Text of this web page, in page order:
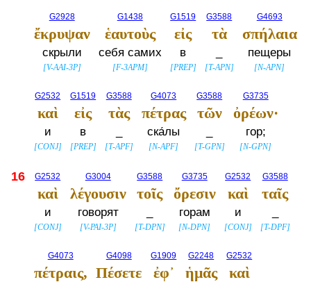
G2928
ἔκρυψαν
скрыли
[V-AAI-3P]
G1438
ἑαυτοὺς
себя самих
[F-3APM]
G1519
εἰς
в
[PREP]
G3588
τὰ
[T-APN]
G4693
σπήλαια
пещеры
[N-APN]
G2532
καὶ
и
[CONJ]
G1519
εἰς
в
[PREP]
G3588
τὰς
[T-APF]
G4073
πέτρας
ска́лы
[N-APF]
G3588
τῶν
[T-GPN]
G3735
ὀρέων·
гор;
[N-GPN]
16 G2532
καὶ
и
[CONJ]
G3004
λέγουσιν
говорят
[V-PAI-3P]
G3588
τοῖς
[T-DPN]
G3735
ὄρεσιν
горам
[N-DPN]
G2532
καὶ
и
[CONJ]
G3588
ταῖς
[T-DPF]
G4073
πέτραις,
G4098
Πέσετε
G1909
ἐφ᾽
G2248
ἡμᾶς
G2532
καὶ